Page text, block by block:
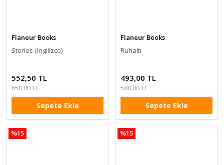
Flaneur Books
Stories (İngilizce)
552,50 TL
650,00 TL
Sepete Ekle
Flaneur Books
Ruhaltı
493,00 TL
580,00 TL
Sepete Ekle
%15 %15